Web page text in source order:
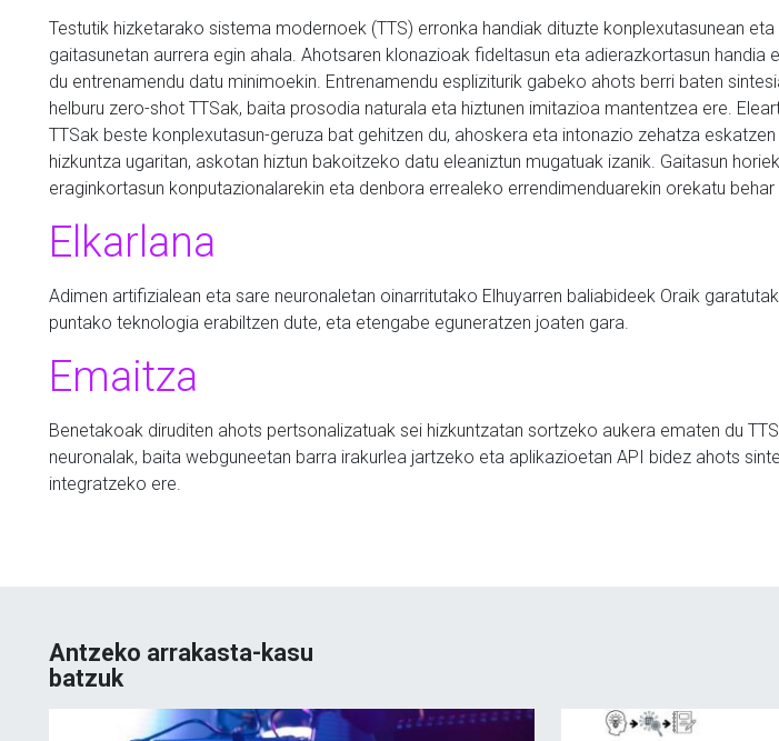
Testutik hizketarako sistema modernoek (TTS) erronka handiak dituzte konplexutasunean eta
gaitasunetan aurrera egin ahala. Ahotsaren klonazioak fideltasun eta adierazkortasun handia
du entrenamendu datu minimoekin. Entrenamendu espliziturik gabeko ahots berri baten
helburu zero-shot TTSak, baita prosodia naturala eta hiztunen imitazioa mantentzea ere.
TTSak beste konplexutasun-geruza bat gehitzen du, ahoskera eta intonazio zehatza eskatzen
hizkuntza ugaritan, askotan hiztun bakoitzeko datu eleaniztun mugatuak izanik. Gaitasun horiek
eraginkortasun konputazionalarekin eta denbora errealeko errendimenduarekin orekatu behar
Elkarlana
Adimen artifizialean eta sare neuronaletan oinarritutako Elhuyarren baliabideek Oraik
puntako teknologia erabiltzen dute, eta etengabe eguneratzen joaten gara
Emaitza
Benetakoak diruditen ahots pertsonalizatuak sei hizkuntzatan sortzeko aukera ematen du TTS
neuronalak, baita webguneetan barra irakurlea jartzeko eta aplikazioetan API bidez ahots
integratzeko ere
Antzeko arrakasta-kasu
batzuk